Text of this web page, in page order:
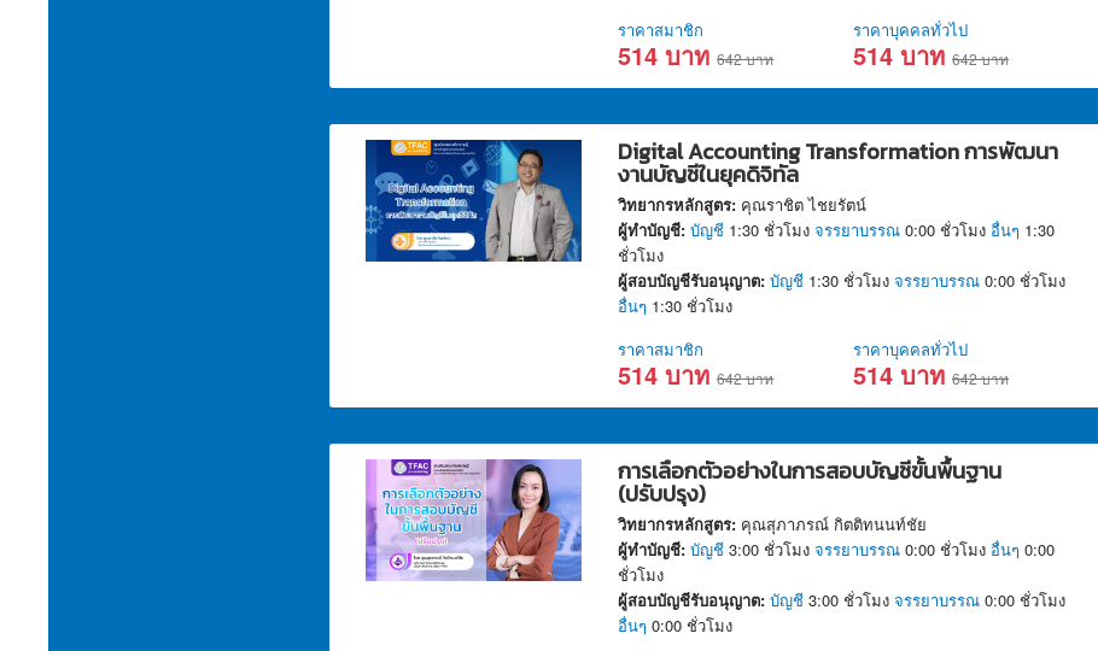
ราคาสมาชิก
514 บาท642 บาท
ราคาบุคคลทั่วไป
514 บาท642 บาท
Digital Accounting Transformation การพัฒนา
งานบัญชีในยุคดิจิทัล
วิทยากรหลักสูตร: คุณราชิต ไชยรัตน์
ผู้ทำบัญชี: บัญชี 1:30 ชั่วโมงจรรยาบรรณ 0:00 ชั่วโมง อื่นๆ 1:30
ชั่วโมง
ผู้สอบบัญชีรับอนุญาต: บัญชี 1:30 ชั่วโมงจรรยาบรรณ 0:00 ชั่วโมง
อื่นๆ 1:30 ชั่วโมง
ราคาสมาชิก
514 บาท642 บาท
ราคาบุคคลทั่วไป
514 บาท642 บาท
การเลือกตัวอย่างในการสอบบัญชีขั้นพื้นฐาน
(ปรับปรุง)
วิทยากรหลักสูตร: คุณสุภาภรณ์ กิตติทนนท์ชัย
ผู้ทำบัญชี: บัญชี 3:00 ชั่วโมงจรรยาบรรณ 0:00 ชั่วโมง อื่นๆ 0:00
ชั่วโมง
ผู้สอบบัญชีรับอนุญาต: บัญชี 3:00 ชั่วโมงจรรยาบรรณ 0:00 ชั่วโมง
อื่นๆ 0:00 ชั่วโมง